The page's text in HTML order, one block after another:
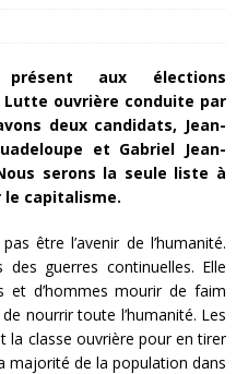
aux élections
ouvrière conduite par
deux candidats, Jean-
et Gabriel Jean-
serons la seule liste à
le capitalisme.
être l’avenir de l’humanité.
guerres continuelles. Elle
et d’hommes mourir de faim
nourrir toute l’humanité. Les
la classe ouvrière pour en tirer
majorité de la population dans